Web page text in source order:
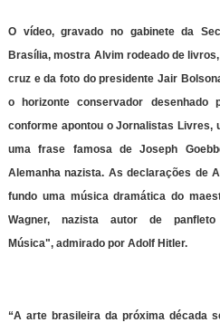
O vídeo, gravado no gabinete da
Brasília, mostra Alvim rodeado de
cruz e da foto do presidente Jair
o horizonte conservador
conforme apontou o Jornalistas Livres,
uma frase famosa de Joseph
Alemanha nazista. As declarações de
fundo uma música dramática do
Wagner, nazista autor de
Música", admirado por Adolf Hitler.
“A arte brasileira da próxima década